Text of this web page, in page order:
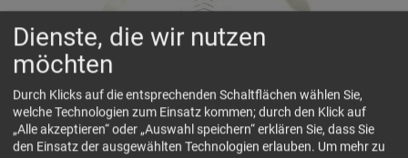
Dienste, die wir nutzen
möchten
Durch Klicks auf die entsprechenden Schaltflächen wählen Sie,
welche Technologien zum Einsatz kommen; durch den Klick auf
„Alle akzeptieren“ oder „Auswahl speichern“ erklären Sie, dass Sie
den Einsatz der ausgewählten Technologien erlauben. Um mehr zu